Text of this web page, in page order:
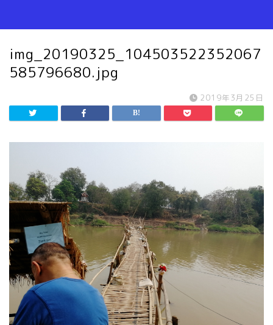
img_20190325_104503522352067
585796680.jpg
2019年3月25日